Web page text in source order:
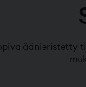
äänieristetty